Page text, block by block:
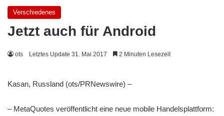
Verschiedenes
Jetzt auch für Android
ots Letztes Update 31. Mai 2017 2 Minuten Lesezeit
Kasan, Russland (ots/PRNewswire) –
– MetaQuotes veröffentlicht eine neue mobile Handelsplattform: